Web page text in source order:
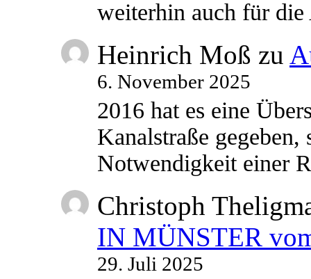
weiterhin auch für
Heinrich Moß zu
6. November 2025
2016 hat es eine
Kanalstraße
Notwendigkeit einer
Christoph
IN MÜNSTER
29. Juli 2025